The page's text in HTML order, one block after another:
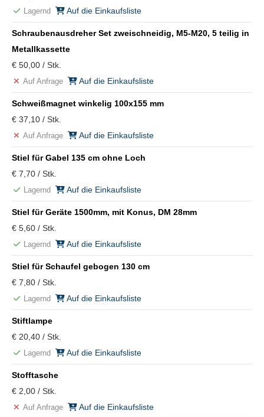
Lagernd Auf die Einkaufsliste
Schraubenausdreher Set zweischneidig, M5-M20, 5 teilig in
Metallkassette
€ 50,00 / Stk.
Auf Anfrage Auf die Einkaufsliste
Schweißmagnet winkelig 100x155 mm
€ 37,10 / Stk.
Auf Anfrage Auf die Einkaufsliste
Stiel für Gabel 135 cm ohne Loch
€ 7,70 / Stk.
Lagernd Auf die Einkaufsliste
Stiel für Geräte 1500mm, mit Konus, DM 28mm
€ 5,60 / Stk.
Lagernd Auf die Einkaufsliste
Stiel für Schaufel gebogen 130 cm
€ 7,80 / Stk.
Lagernd Auf die Einkaufsliste
Stiftlampe
€ 20,40 / Stk.
Lagernd Auf die Einkaufsliste
Stofftasche
€ 2,00 / Stk.
Auf Anfrage Auf die Einkaufsliste